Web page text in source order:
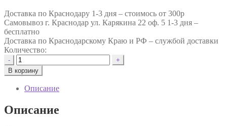
Доставка по Краснодару 1-3 дня – стоимось от 300р
Самовывоз г. Краснодар ул. Карякина 22 оф. 5 1-3 дня –
бесплатно
Доставка по Краснодарскому Краю и РФ – службой доставки
Количество:
-
Количество
товара
Кресло-
мешок
Фирменное
экокожа
+
В корзину
Описание
Описание